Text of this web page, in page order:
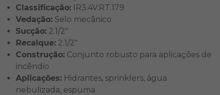
Classificação: IR3.4V.RT.179
Vedação: Selo mecânico
Sucção: 2.1/2"
Recalque: 2.1/2"
Construção: Conjunto robusto para aplicações de
incêndio
Aplicações: Hidrantes, sprinklers, água
nebulizada, espuma